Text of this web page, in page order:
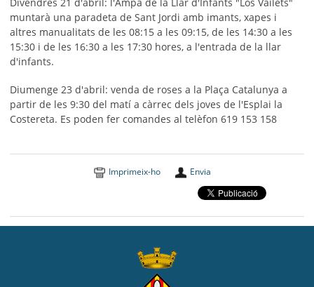
Divendres 21 d'abril: l'Ampa de la Llar d'Infants "Los Vailets"
muntarà una paradeta de Sant Jordi amb imants, xapes i
altres manualitats de les 08:15 a les 09:15, de les 14:30 a les
15:30 i de les 16:30 a les 17:30 hores, a l'entrada de la llar
d'infants.
Diumenge 23 d'abril: venda de roses a la Plaça Catalunya a
partir de les 9:30 del matí a càrrec dels joves de l'Esplai la
Costereta. Es poden fer comandes al telèfon 619 153 158
Imprimeix-ho Envia